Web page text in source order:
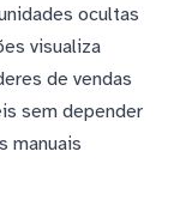
ocultas
visualiza
de vendas
sem depender
manuais